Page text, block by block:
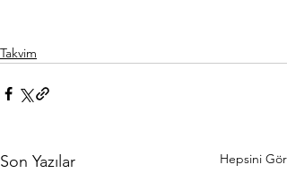
Takvim
Son Yazılar Hepsini Gör